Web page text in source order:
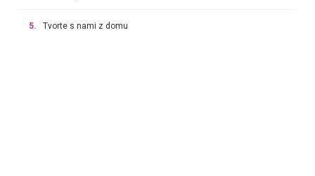
5. Tvorte s nami z domu